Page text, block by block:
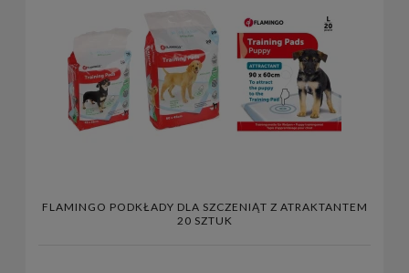
FLAMINGO PODKŁADY DLA SZCZENIĄT Z ATRAKTANTEM
20 SZTUK